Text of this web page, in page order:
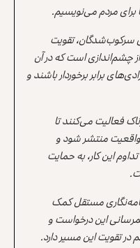
برای مردم می‌نویسیم.
سرکوب‌شدگان، تقویت
چشم‌اندازی است که در آن
برابر برخوردار باشند و
فعالیت می‌کنند تا
منتشر شود و
این کار، به حمایت
مستقل کمک
این درخواست و
تقویت این مسیر دارد.